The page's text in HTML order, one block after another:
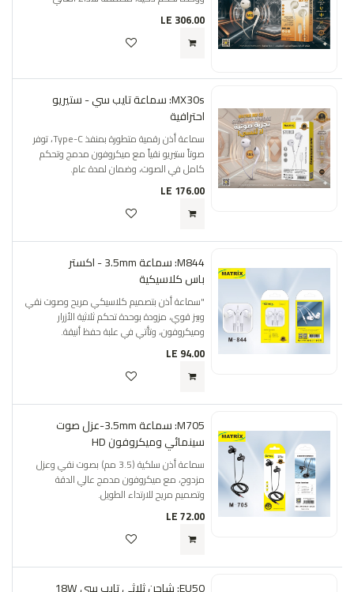
306.00
MX30s: سماعة تايب سي - ستيريو
احترافية
سماعة أذن رقمية متطورة بمنفذ Type-C، توفر
صوتاً ستيريو نقياً مع ميكروفون مدمج وتحكم
كامل في الصوت، وضمان لمدة عام.
176.00
M844: سماعة 3.5mm - اكستر
باس كلاسيكية
"سماعة أذن بتصميم كلاسيكي مريح وصوت نقي
وبيز قوي، مزودة بوحدة تحكم ثلاثية الأزرار
وميكروفون، وتأتي في علبة حفظ أنيقة.
94.00
M705: سماعة 3.5mm-عزل صوت
سينمائي وميكروفون HD
سماعة أذن سلكية (3.5 مم) بصوت نقي وعزل
مزدوج، مع ميكروفون مدمج عالي الدقة
وتصميم مريح للارتداء الطويل.
72.00
EU50: شاحن ثلاثي تايب سي 18W